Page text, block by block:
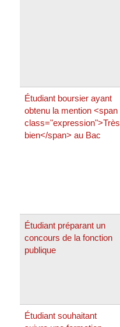
Étudiant boursier ayant
obtenu la mention <span
class="expression">Très
bien</span> au Bac
Étudiant préparant un
concours de la fonction
publique
Étudiant souhaitant